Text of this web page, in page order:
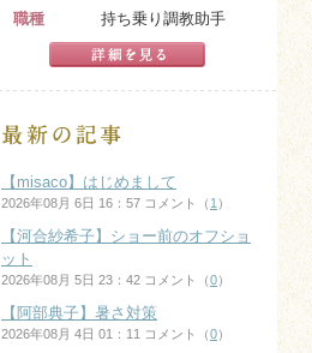
職種
持ち乗り調教助手
【misaco】はじめまして
2026年08月 6日 16：57 コメント（ 1 ）
【河合紗希子】ショー前のオフショ
ット
2026年08月 5日 23：42 コメント（0）
【阿部典子】暑さ対策
2026年08月 4日 01：11 コメント（0）